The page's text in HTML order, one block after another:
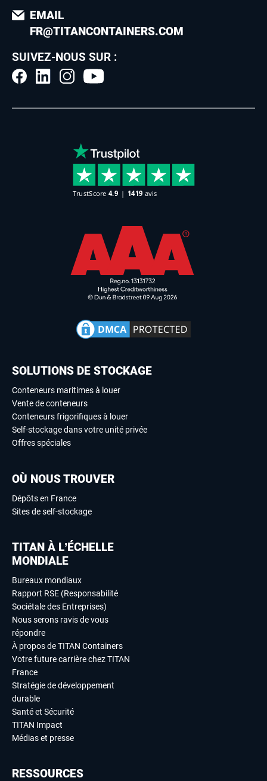
EMAIL
FR@TITANCONTAINERS.COM
SUIVEZ-NOUS SUR :
SOLUTIONS DE STOCKAGE
Conteneurs maritimes à louer
Vente de conteneurs
Conteneurs frigorifiques à louer
Self-stockage dans votre unité privée
Offres spéciales
OÙ NOUS TROUVER
Dépôts en France
Sites de self-stockage
TITAN À L’ÉCHELLE
MONDIALE
Bureaux mondiaux
Rapport RSE (Responsabilité
Sociétale des Entreprises)
Nous serons ravis de vous
répondre
À propos de TITAN Containers
Votre future carrière chez TITAN
France
Stratégie de développement
durable
Santé et Sécurité
TITAN Impact
Médias et presse
RESSOURCES